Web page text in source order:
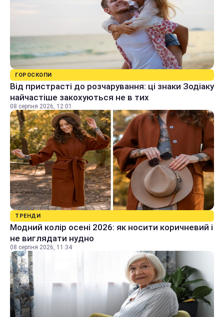
ГОРОСКОПИ
Від пристрасті до розчарування: ці знаки Зодіаку
найчастіше закохуються не в тих
08 серпня 2026, 12:01
ТРЕНДИ
Модний колір осені 2026: як носити коричневий і
не виглядати нудно
08 серпня 2026, 11:34